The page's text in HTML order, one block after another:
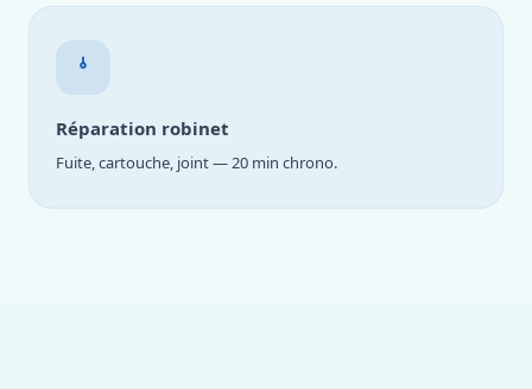
Réparation robinet
Fuite, cartouche, joint — 20 min chrono.